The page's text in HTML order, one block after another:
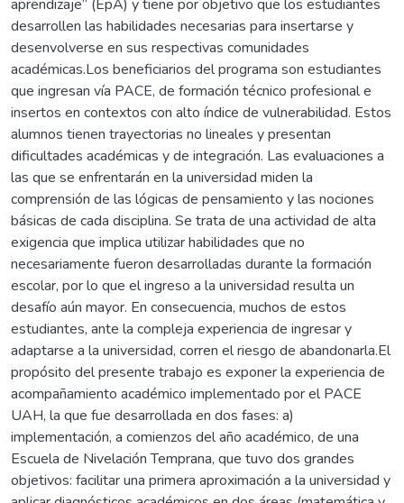
aprendizaje” (EpA) y tiene por objetivo que los estudiantes
desarrollen las habilidades necesarias para insertarse y
desenvolverse en sus respectivas comunidades
académicas.Los beneficiarios del programa son estudiantes
que ingresan vía PACE, de formación técnico profesional e
insertos en contextos con alto índice de vulnerabilidad. Estos
alumnos tienen trayectorias no lineales y presentan
dificultades académicas y de integración. Las evaluaciones a
las que se enfrentarán en la universidad miden la
comprensión de las lógicas de pensamiento y las nociones
básicas de cada disciplina. Se trata de una actividad de alta
exigencia que implica utilizar habilidades que no
necesariamente fueron desarrolladas durante la formación
escolar, por lo que el ingreso a la universidad resulta un
desafío aún mayor. En consecuencia, muchos de estos
estudiantes, ante la compleja experiencia de ingresar y
adaptarse a la universidad, corren el riesgo de abandonarla.El
propósito del presente trabajo es exponer la experiencia de
acompañamiento académico implementado por el PACE
UAH, la que fue desarrollada en dos fases: a)
implementación, a comienzos del año académico, de una
Escuela de Nivelación Temprana, que tuvo dos grandes
objetivos: facilitar una primera aproximación a la universidad y